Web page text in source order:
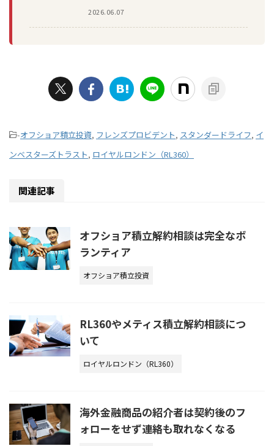
2026.06.07
-オフショア積立投資, フレンズプロビデント, スタンダードライフ, イ
ンベスターズトラスト, ロイヤルロンドン（RL360）
関連記事
オフショア積立解約相談は完全なボ
ランティア
オフショア積立投資
RL360やメティス積立解約相談につ
いて
ロイヤルロンドン（RL360）
海外金融商品の紹介者は契約後のフ
ォローをせず連絡も取れなくなる